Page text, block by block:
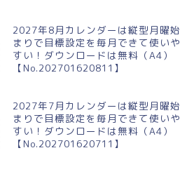
2027年8月カレンダーは縦型月曜始
まりで目標設定を毎月できて使いや
すい！ダウンロードは無料（A4）
【No.202701620811】
2027年7月カレンダーは縦型月曜始
まりで目標設定を毎月できて使いや
すい！ダウンロードは無料（A4）
【No.202701620711】